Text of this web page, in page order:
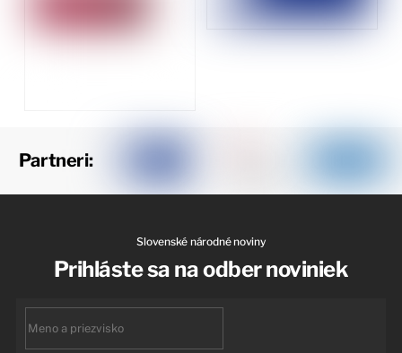
Partneri:
Slovenské národné noviny
Prihláste sa na odber noviniek